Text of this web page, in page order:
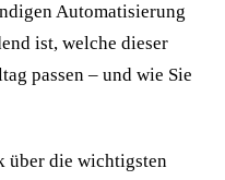
Automatisierung
ist, welche dieser
passen – und wie Sie
über die wichtigsten